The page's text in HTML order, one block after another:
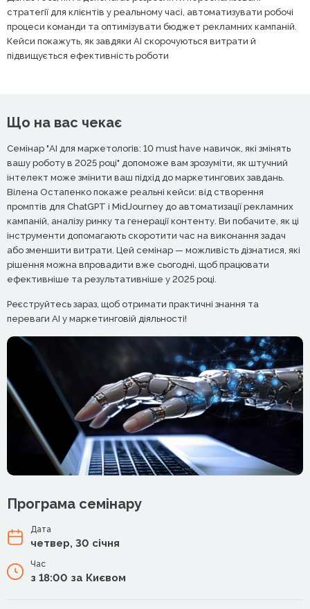
стратегії для клієнтів у реальному часі, автоматизувати робочі
процеси команди та оптимізувати бюджет рекламних кампаній.
Кейси покажуть, як завдяки AI скорочуються витрати й
підвищується ефективність роботи
Що на вас чекає
Семінар "AI для маркетологів: 10 must have навичок, які змінять
вашу роботу в 2025 році" допоможе вам зрозуміти, як штучний
інтелект може змінити ваш підхід до маркетингових завдань.
Вілена Остапенко покаже реальні кейси: від створення
промптів для ChatGPT і MidJourney до автоматизації рекламних
кампаній, аналізу ринку та генерації контенту. Ви побачите, як ці
інструменти допомагають скоротити час на виконання задач
або зменшити витрати. Цей семінар — можливість дізнатися, які
рішення можна впровадити вже сьогодні, щоб працювати
ефективніше та результативніше у 2025 році.
Реєструйтесь зараз, щоб отримати практичні знання та
переваги AI у маркетинговій діяльності!
Програма семінару
Дата
четвер, 30 січня
Час
з 18:00 за Києвом